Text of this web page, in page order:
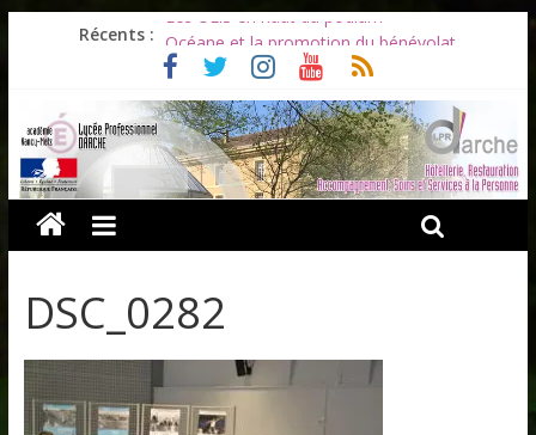
Récents : Les ULiS en haut du podium
Océane et la promotion du bénévolat
Bonnes vacances à tous !
Infos rentrée septembre 2026
Soirée d’adieux au Lycée Darche
DSC_0282